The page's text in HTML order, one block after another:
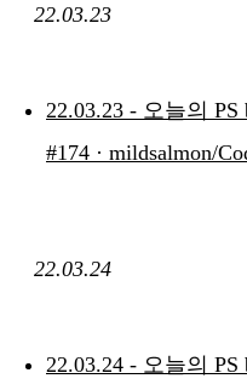
22.03.23
22.03.23 - 오늘의 PS
#174 · mildsalmon/
22.03.24
22.03.24 - 오늘의 PS